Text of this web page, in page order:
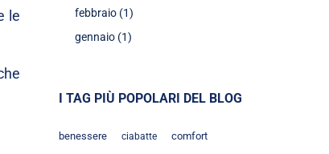
le
febbraio (1)
gennaio (1)
I TAG PIÙ POPOLARI DEL BLOG
benessere ciabatte comfort